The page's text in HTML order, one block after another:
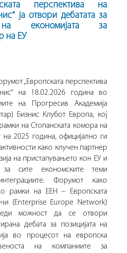
перспектива на
ја отвори дебатата за
на економијата за
на ЕУ
„Европската перспектива
на 18.02.2026 година во
на Прогресив Академија
Бизнис Клубот Европа, кој
на Стопанската комора на
на 2025 година, официјално ги
како клучен партнер
на пристапувањето кон ЕУ и
за сите економските теми
Форумот како
рамки на ЕЕН – Европската
(Enterprise Europe Network)
можност да се отвори
дебата за позицијата на
во процесот на европска
на компаниите за